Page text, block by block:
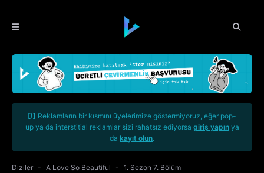
[!] Reklamların bir kısmını üyelerimize göstermiyoruz, eğer pop-
up ya da interstitial reklamlar sizi rahatsız ediyorsa giriş yapınya
da kayıt olun.
Diziler A Love So Beautiful 1. Sezon 7. Bölüm